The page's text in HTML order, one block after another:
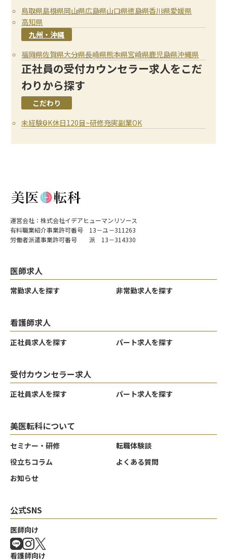
クリア
クリア
クリア
鳥取県島根県岡山県広島県山口県徳島県香川県愛媛県
高知県
九州・沖縄
福岡県佐賀県大分県長崎県熊本県宮崎県鹿児島県沖縄県
正社員の受付カウンセラー求人をこだ
わりから探す
こだわり
未経験OK休日120日~研修充実副業OK
運営会社：株式会社イデアヒューマンリソース
有料職業紹介事業許可番号 13－ユ－311263
労働者派遣事業許可番号 派 13－314330
医師求人
常勤求人を探す 非常勤求人を探す
看護師求人
正社員求人を探す パート求人を探す
受付カウンセラー求人
正社員求人を探す パート求人を探す
美医転科について
セミナー・研修
転職体験談
役立ちコラム
よくある質問
お知らせ
公式SNS
医師向け
看護師向け